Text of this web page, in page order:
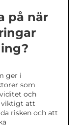
på när
ger i
som
och
viktigt att
risken och att